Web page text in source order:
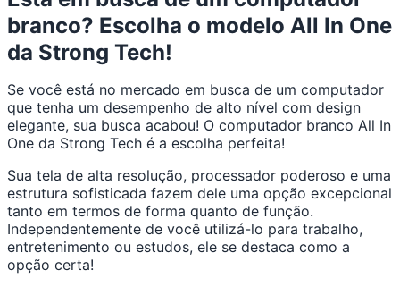
branco? Escolha o modelo All In One
da Strong Tech!
Se você está no mercado em busca de um computador
que tenha um desempenho de alto nível com design
elegante, sua busca acabou! O computador branco All In
One da Strong Tech é a escolha perfeita!
Sua tela de alta resolução, processador poderoso e uma
estrutura sofisticada fazem dele uma opção excepcional
tanto em termos de forma quanto de função.
Independentemente de você utilizá-lo para trabalho,
entretenimento ou estudos, ele se destaca como a
opção certa!